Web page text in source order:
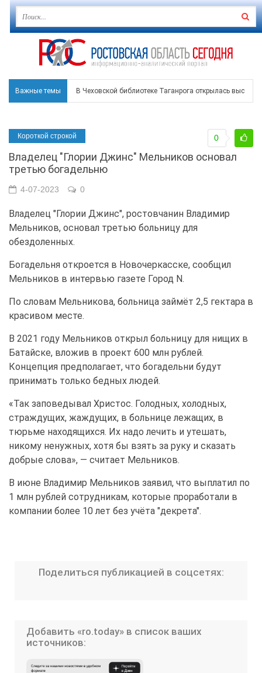
Важные темы В Чеховской библиотеке Таганрога открылась
Среди детей, ставших жертвами вражеской атаки в
Около 150 беспилотников прошедшей ночью
В Гуково пострадала женщина, повреждены дома в в
Короткой строкой
Владелец "Глории Джинс" Мельников основал
третью богадельню
0
4-07-2023 0
Владелец "Глории Джинс", ростовчанин Владимир
Мельников, основал третью больницу для
обездоленных.
Богадельня откроется в Новочеркасске, сообщил
Мельников в интервью газете Город N.
По словам Мельникова, больница займёт 2,5 гектара в
красивом месте.
В 2021 году Мельников открыл больницу для нищих в
Батайске, вложив в проект 600 млн рублей.
Концепция предполагает, что богадельни будут
принимать только бедных людей.
«Так заповедывал Христос. Голодных, холодных,
страждущих, жаждущих, в больнице лежащих, в
тюрьме находящихся. Их надо лечить и утешать,
никому ненужных, хотя бы взять за руку и сказать
добрые слова», — считает Мельников.
В июне Владимир Мельников заявил, что выплатил по
1 млн рублей сотрудникам, которые проработали в
компании более 10 лет без учёта "декрета".
Поделиться публикацией в соцсетях:
Добавить «ro.today» в список ваших
источников: